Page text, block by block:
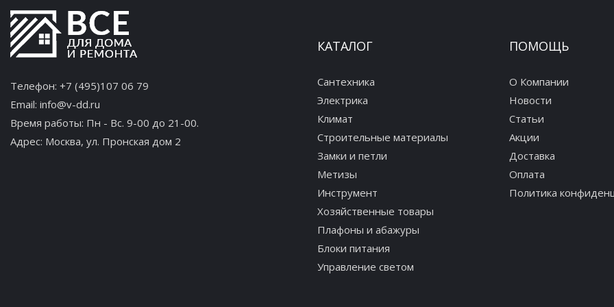
Телефон: +7 (495)107 06 79
Email: info@v-dd.ru
Время работы: Пн - Вс. 9-00 до 21-00.
Адрес: Москва, ул. Пронская дом 2
КАТАЛОГ
Сантехника
Электрика
Климат
Строительные материалы
Замки и петли
Метизы
Инструмент
Хозяйственные товары
Плафоны и абажуры
Блоки питания
Управление светом
ПОМОЩЬ
О Компании
Новости
Статьи
Акции
Доставка
Оплата
Политика